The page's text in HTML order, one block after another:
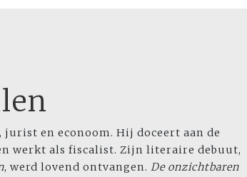
en econoom. Hij doceert aan de
werkt als fiscalist. Zijn literaire debuut,
, werd lovend ontvangen. De onzichtbaren